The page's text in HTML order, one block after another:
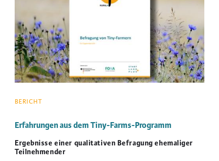
BERICHT
Erfahrungen aus dem Tiny-Farms-Programm
Ergebnisse einer qualitativen Befragung ehemaliger
Teilnehmender